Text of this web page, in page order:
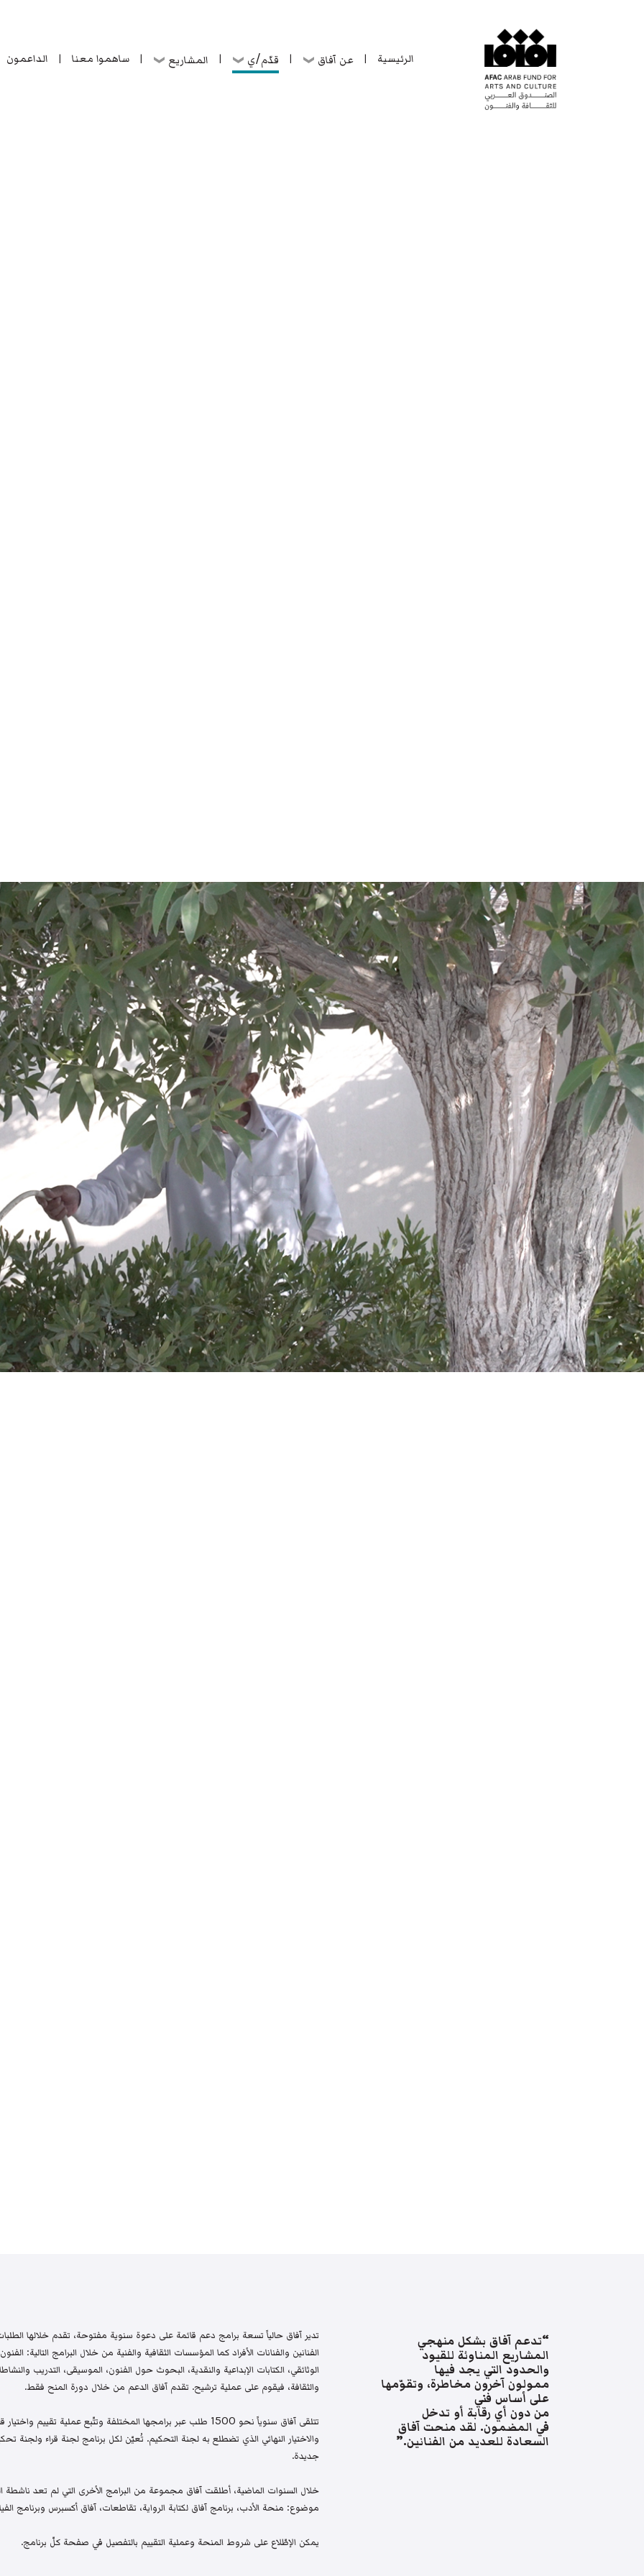
الرئيسية | عن آفاق | قدّم/ي | المشاريع | ساهموا معنا | الداعمون
“تدعم آفاق بشكل منهجي
المشاريع المناوئة للقيود
والحدود التي يجد فيها
ممولون آخرون مخاطرة، وتقوّمها
على أساس فني
من دون أي رقابة أو تدخل
في المضمون. لقد منحت آفاق
السعادة للعديد من الفنانين.”
تدير آفاق حالياً تسعة برامج دعم قائمة على دعوة سنوية مفتوحة، تقدم خلالها
الفنانين والفنانات الأفراد كما المؤسسات الثقافية والفنية من خلال البرامج التالية:
الوثائقي، الكتابات الإبداعية والنقدية، البحوث حول الفنون، الموسيقى، التدريب
والثقافة، فيقوم على عملية ترشيح. تقدم آفاق الدعم من خلال دورة المنح فقط.
تتلقى آفاق سنوياً نحو 1500 طلب عبر برامجها المختلفة وتتّبع عملية
والاختيار النهائي الذي تضطلع به لجنة التحكيم. تُعيّن لكل برنامج لجنة قراء
جديدة.
خلال السنوات الماضية، أطلقت آفاق مجموعة من البرامج الأخرى التي لم تعد ناشطة
موضوع: منحة الأدب، برنامج آفاق لكتابة الرواية، تقاطعات، آفاق أكسبرس وبرنامج
يمكن الإطّلاع على شروط المنحة وعملية التقييم بالتفصيل في صفحة كلّ برنامج.